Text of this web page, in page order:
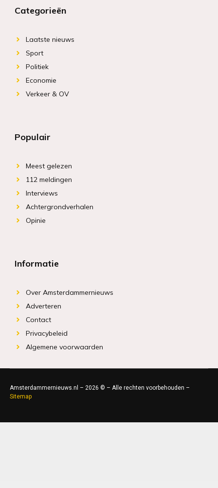
Categorieën
Laatste nieuws
Sport
Politiek
Economie
Verkeer & OV
Populair
Meest gelezen
112 meldingen
Interviews
Achtergrondverhalen
Opinie
Informatie
Over Amsterdammernieuws
Adverteren
Contact
Privacybeleid
Algemene voorwaarden
Amsterdammernieuws.nl – 2026 © – Alle rechten voorbehouden –
Sitemap